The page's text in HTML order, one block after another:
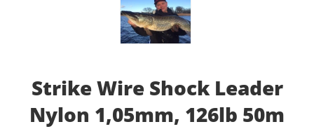
Strike Wire Shock Leader
Nylon 1,05mm, 126lb 50m